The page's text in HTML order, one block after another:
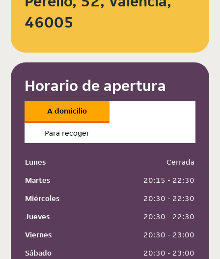
46005
Horario de apertura
A domicilio
Para recoger
Lunes
Cerrada
Martes
20:15 - 22:30
Miércoles
20:30 - 22:30
Jueves
20:30 - 22:30
Viernes
20:30 - 23:00
Sábado
20:30 - 23:00